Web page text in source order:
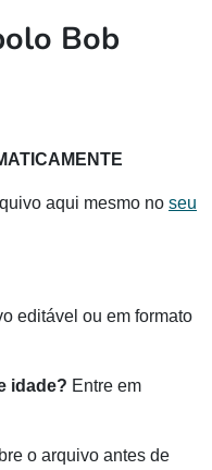
Bob
aqui mesmo no seu
editável ou em formato
idade? Entre em
o arquivo antes de